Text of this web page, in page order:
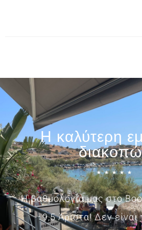
Η καλύτερη
☆ ☆ ☆ ☆ ☆
Η βαθμολογία μας στο
9,5 Άριστα! Δεν είναι